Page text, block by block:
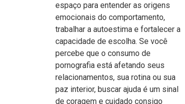
espaço para entender as origens
emocionais do comportamento,
trabalhar a autoestima e fortalecer a
capacidade de escolha. Se você
percebe que o consumo de
pornografia está afetando seus
relacionamentos, sua rotina ou sua
paz interior, buscar ajuda é um sinal
de coragem e cuidado consigo